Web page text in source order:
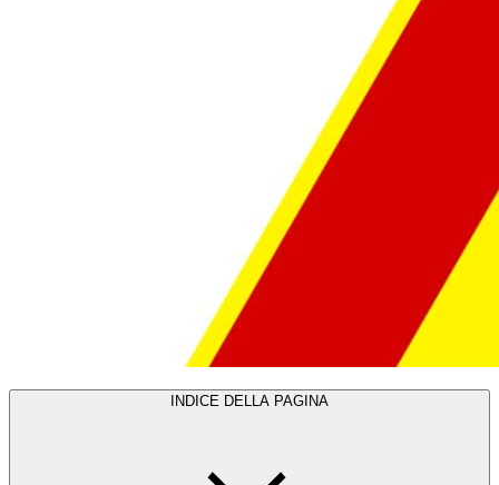
INDICE DELLA PAGINA